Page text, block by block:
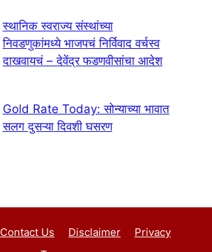
स्थानिक स्वराज्य संस्थांच्या
निवडणुकांमध्ये भाजपचं निर्विवाद वर्चस्व
दाखवायचं – देवेंद्र फडणवीसांचा आदेश
Gold Rate Today: सोन्याच्या भावात
सलग दुसऱ्या दिवशी घसरण
Contact Us Disclaimer
Privacy